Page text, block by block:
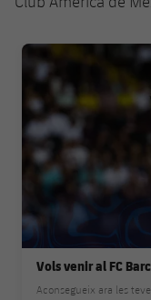
Ciutat Esportiva
La Masia
Serveis
Serveis Mèdics
Accessibilitat
plusicon
més
Instal·lacions
SUB9 A
SUB9 B
SUB8 A
Fotos
Palmarès
MiniClassificació
Jugadors
Fotos
Història
Palmarès
Jugadors
Fotos
Cadet B
Infantil A
PLUSICON
MÉS
plusicon
més
Actualitat
Calendari
Entrades
Resultats
Classificació
Barça Atlètic
plusicon
més
Actualitat
Calendari
Resultats
Jugadors
Base
plusicon
més
Actualitat
Juvenil
Campus
PLUSICON
MÉS
Primer equip
plusicon
més
FC Barcelona club badge
Vols venir al FC
Aconsegueix ara les